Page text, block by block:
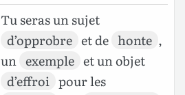
Tu seras un sujet
d’opprobre et de honte ,
un exemple et un objet
d’effroi pour les